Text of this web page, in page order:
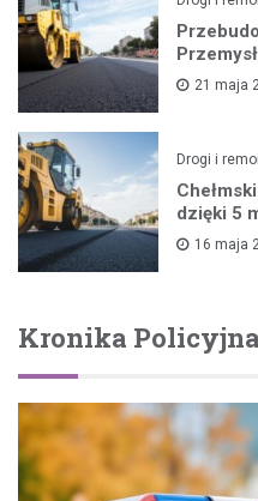
21 maja
Drogi i
dzięki 5
16 maja
Kronika Policyjna